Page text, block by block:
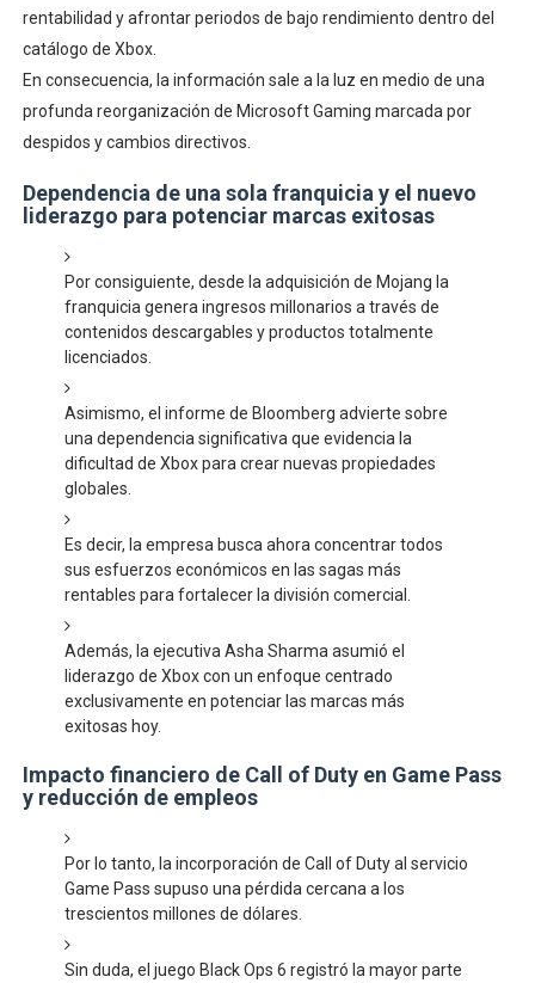
rentabilidad y afrontar periodos de bajo rendimiento dentro del
catálogo de Xbox.
En consecuencia, la información sale a la luz en medio de una
profunda reorganización de Microsoft Gaming marcada por
despidos y cambios directivos.
Dependencia de una sola franquicia y el nuevo
liderazgo para potenciar marcas exitosas
Por consiguiente, desde la adquisición de Mojang la
franquicia genera ingresos millonarios a través de
contenidos descargables y productos totalmente
licenciados.
Asimismo, el informe de Bloomberg advierte sobre
una dependencia significativa que evidencia la
dificultad de Xbox para crear nuevas propiedades
globales.
Es decir, la empresa busca ahora concentrar todos
sus esfuerzos económicos en las sagas más
rentables para fortalecer la división comercial.
Además, la ejecutiva Asha Sharma asumió el
liderazgo de Xbox con un enfoque centrado
exclusivamente en potenciar las marcas más
exitosas hoy.
Impacto financiero de Call of Duty en Game Pass
y reducción de empleos
Por lo tanto, la incorporación de Call of Duty al servicio
Game Pass supuso una pérdida cercana a los
trescientos millones de dólares.
Sin duda, el juego Black Ops 6 registró la mayor parte